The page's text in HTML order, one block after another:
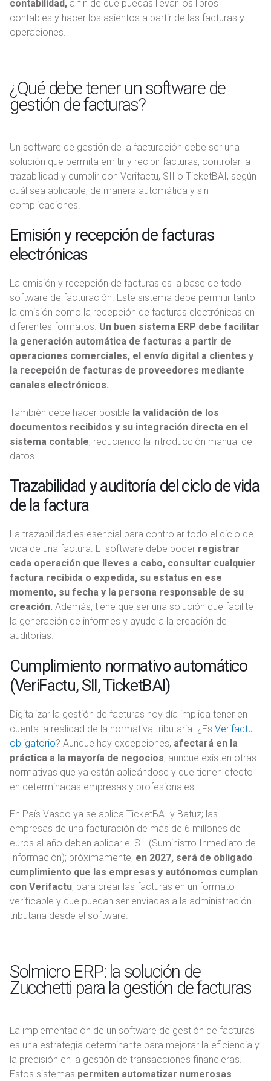
contabilidad, a fin de que puedas llevar los libros
contables y hacer los asientos a partir de las facturas y
operaciones.
¿Qué debe tener un software de
gestión de facturas?
Un software de gestión de la facturación debe ser una
solución que permita emitir y recibir facturas, controlar la
trazabilidad y cumplir con Verifactu, SII o TicketBAI, según
cuál sea aplicable, de manera automática y sin
complicaciones.
Emisión y recepción de facturas
electrónicas
La emisión y recepción de facturas es la base de todo
software de facturación. Este sistema debe permitir tanto
la emisión como la recepción de facturas electrónicas en
diferentes formatos. Un buen sistema ERP debe facilitar
la generación automática de facturas a partir de
operaciones comerciales, el envío digital a clientes y
la recepción de facturas de proveedores mediante
canales electrónicos.
También debe hacer posible la validación de los
documentos recibidos y su integración directa en el
sistema contable, reduciendo la introducción manual de
datos.
Trazabilidad y auditoría del ciclo de vida
de la factura
La trazabilidad es esencial para controlar todo el ciclo de
vida de una factura. El software debe poder registrar
cada operación que lleves a cabo, consultar cualquier
factura recibida o expedida, su estatus en ese
momento, su fecha y la persona responsable de su
creación. Además, tiene que ser una solución que facilite
la generación de informes y ayude a la creación de
auditorías.
Cumplimiento normativo automático
(VeriFactu, SII, TicketBAI)
Digitalizar la gestión de facturas hoy día implica tener en
cuenta la realidad de la normativa tributaria. ¿Es Verifactu
obligatorio? Aunque hay excepciones, afectará en la
práctica a la mayoría de negocios, aunque existen otras
normativas que ya están aplicándose y que tienen efecto
en determinadas empresas y profesionales.
En País Vasco ya se aplica TicketBAI y Batuz; las
empresas de una facturación de más de 6 millones de
euros al año deben aplicar el SII (Suministro Inmediato de
Información); próximamente, en 2027, será de obligado
cumplimiento que las empresas y autónomos cumplan
con Verifactu, para crear las facturas en un formato
verificable y que puedan ser enviadas a la administración
tributaria desde el software.
Solmicro ERP: la solución de
Zucchetti para la gestión de facturas
La implementación de un software de gestión de facturas
es una estrategia determinante para mejorar la eficiencia y
la precisión en la gestión de transacciones financieras.
Estos sistemas permiten automatizar numerosas